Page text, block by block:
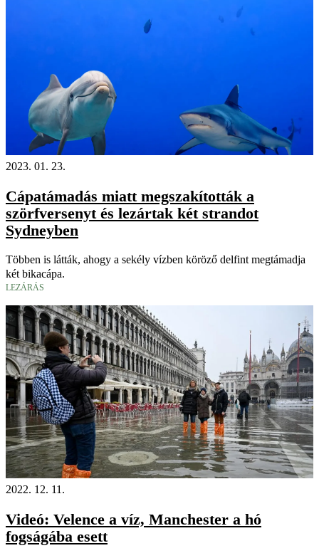
2023. 01. 23.
Cápatámadás miatt megszakították a
szörfversenyt és lezártak két strandot
Sydneyben
Többen is látták, ahogy a sekély vízben köröző delfint megtámadja
két bikacápa.
LEZÁRÁS
2022. 12. 11.
Videó: Velence a víz, Manchester a hó
fogságába esett